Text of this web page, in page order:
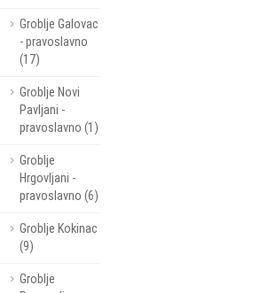
Groblje Galovac
- pravoslavno
(17)
Groblje Novi
Pavljani -
pravoslavno (1)
Groblje
Hrgovljani -
pravoslavno (6)
Groblje Kokinac
(9)
Groblje